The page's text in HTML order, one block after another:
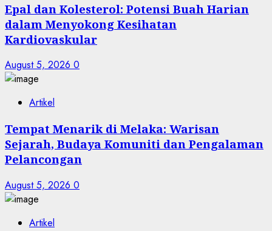
Epal dan Kolesterol: Potensi Buah Harian
dalam Menyokong Kesihatan
Kardiovaskular
August 5, 2026 0
Artikel
Tempat Menarik di Melaka: Warisan
Sejarah, Budaya Komuniti dan Pengalaman
Pelancongan
August 5, 2026 0
Artikel